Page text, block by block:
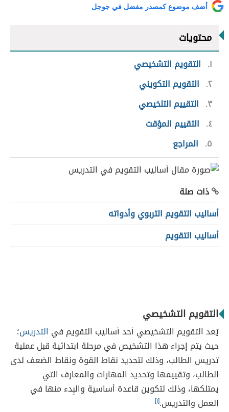
أضف موضوع كمصدر مفضل في جوجل
محتويات
١
التقويم التشخيصي
٢ التقويم التكويني
٣
التقييم التلخيصي
٤
التقييم المؤقت
٥
المراجع
ذات صلة
أساليب التقويم التربوي وأدواته
أساليب التقويم
التقويم التشخيصي
يُعد التقويم التشخيصي أحد أساليب التقويم في التدريس؛
حيث يتم إجراء هذا التشخيص في مرحلة ابتدائية قبل عملية
تدريس الطالب، وذلك لتحديد نقاط القوة ونقاط الضعف لدى
الطالب، وتقييمها وتحديد المهارات والمعارف التي
يمتلكها، وذلك لتكوين قاعدة أساسية والبِدء منها في
العمل والتدريس.[١]